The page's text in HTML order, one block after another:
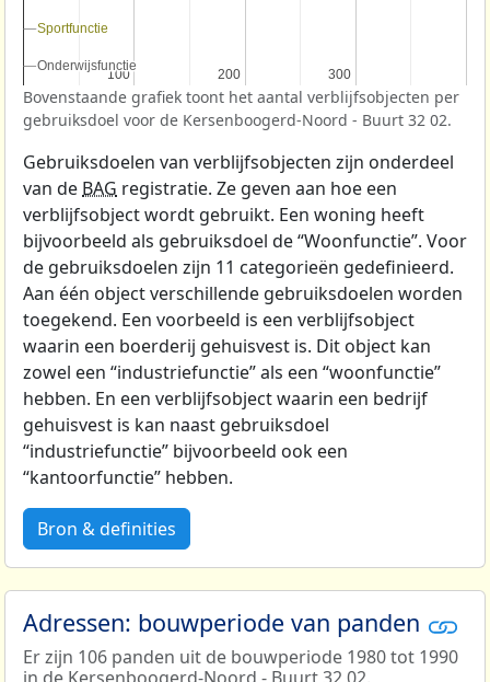
100
100 200
200 300
300
Sportfunctie
Sportfunctie
Onderwijsfunctie
Onderwijsfunctie
Bovenstaande grafiek toont het aantal verblijfsobjecten per
gebruiksdoel voor de Kersenboogerd-Noord - Buurt 32 02.
Gebruiksdoelen van verblijfsobjecten zijn onderdeel
van de BAG registratie. Ze geven aan hoe een
verblijfsobject wordt gebruikt. Een woning heeft
bijvoorbeeld als gebruiksdoel de “Woonfunctie”. Voor
de gebruiksdoelen zijn 11 categorieën gedefinieerd.
Aan één object verschillende gebruiksdoelen worden
toegekend. Een voorbeeld is een verblijfsobject
waarin een boerderij gehuisvest is. Dit object kan
zowel een “industriefunctie” als een “woonfunctie”
hebben. En een verblijfsobject waarin een bedrijf
gehuisvest is kan naast gebruiksdoel
“industriefunctie” bijvoorbeeld ook een
“kantoorfunctie” hebben.
Bron & definities
Adressen: bouwperiode van panden
Er zijn 106 panden uit de bouwperiode 1980 tot 1990
in de Kersenboogerd-Noord - Buurt 32 02.